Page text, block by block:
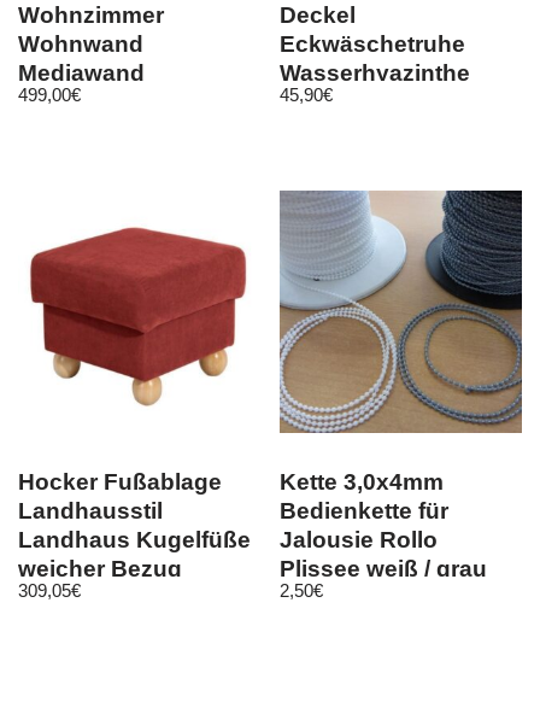
Wohnzimmer
Wohnwand
Mediawand
Schrankwand
499,00€
Deckel
Eckwäschetruhe
Wasserhyazinthe
natur, versch. Größen
45,90€
Hocker Fußablage
Landhausstil
Landhaus Kugelfüße
weicher Bezug
309,05€
Kette 3,0x4mm
Bedienkette für
Jalousie Rollo
Plissee weiß / grau
jede Länge
2,50€